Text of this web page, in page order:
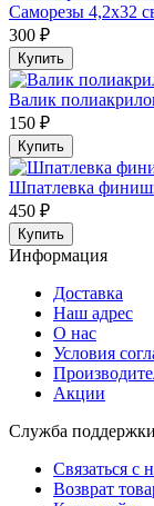
Саморезы 4,2х32
300 ₽
Купить
Валик
150 ₽
Купить
Шпатлевка
450 ₽
Купить
Информация
Доставка
Наш адрес
О нас
Условия
Акции
Служба поддержки
Связаться с
Возврат